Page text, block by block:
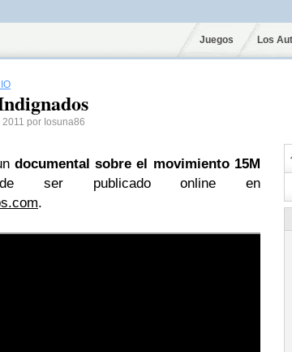
Juegos Los
por Iosuna86
documental sobre el movimiento 15M
ser publicado online en
.